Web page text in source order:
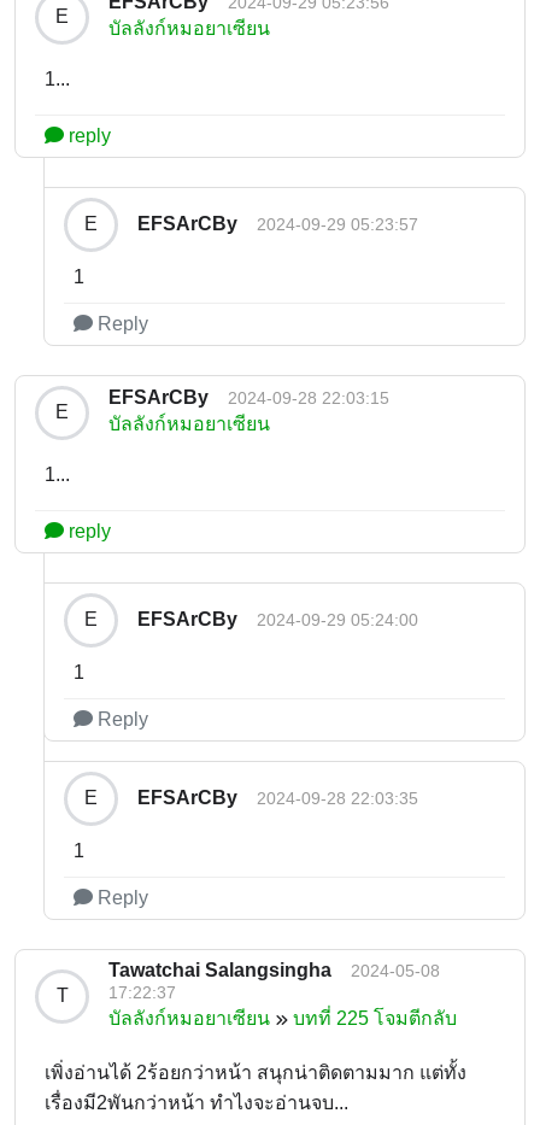
E
บัลลังก์หมอยาเซียน
1...
reply
E EFSArCBy 2024-09-29 05:23:57
1
Reply
E
EFSArCBy 2024-09-28 22:03:15
บัลลังก์หมอยาเซียน
1...
reply
E EFSArCBy 2024-09-29 05:24:00
1
Reply
E EFSArCBy 2024-09-28 22:03:35
1
Reply
T
Tawatchai Salangsingha
2024-05-08
17:22:37
บัลลังก์หมอยาเซียน บทที่ 225 โจมตีกลับ
เพิ่งอ่านได้ 2ร้อยกว่าหน้า สนุกน่าติดตามมาก แต่ทั้ง
เรื่องมี2พันกว่าหน้า ทำไงจะอ่านจบ...